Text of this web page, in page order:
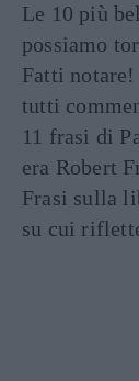
Le 10 più
possiamo
Fatti
tutti
11 frasi di
era Robert
Frasi sulla
su cui